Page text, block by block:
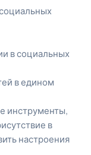
в социальных
в едином
инструменты,
в
настроения